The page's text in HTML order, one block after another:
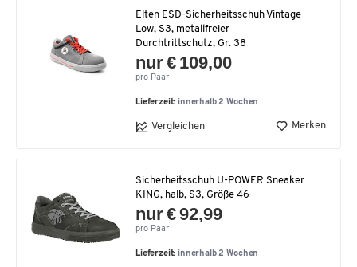
Elten ESD-Sicherheitsschuh Vintage
Low, S3, metallfreier
Durchtrittschutz, Gr. 38
nur € 109,00
pro Paar
Lieferzeit: innerhalb 2 Wochen
Vergleichen Merken
Sicherheitsschuh U-POWER Sneaker
KING, halb, S3, Größe 46
nur € 92,99
pro Paar
Lieferzeit: innerhalb 2 Wochen